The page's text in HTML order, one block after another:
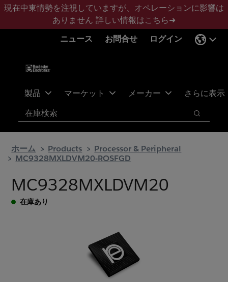
メ
ン
フ
タ
現在中東情勢を注視していますが、オペレーションに影響は
ありません 詳しい情報はこちら➜
ニュース
お問合せ ログイン
製品 マーケット メーカー さらに表示
検索
検索
ホーム Products
Processor & Peripheral
MC9328MXLDVM20-ROSFGD
MC9328MXLDVM20
在庫あり